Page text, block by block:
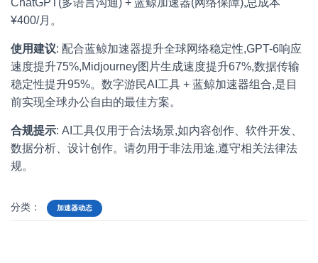
ChatGPT(多语言沟通) + 蓝鲸加速器(网络保障),总成本
¥400/月。
使用建议: 配合蓝鲸加速器提升全球网络稳定性,GPT-6响应
速度提升75%,Midjourney图片生成速度提升67%,数据传输
稳定性提升95%。数字游民AI工具 + 蓝鲸加速器组合,是目
前实现全球办公自由的最佳方案。
合规提示: AI工具仅用于合法场景,如内容创作、软件开发、
数据分析、设计创作。请勿用于非法用途,遵守相关法律法
规。
分类： 加速器动态